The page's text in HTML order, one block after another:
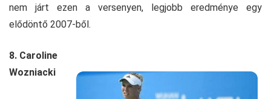
nem járt ezen a versenyen, legjobb eredménye egy
elődöntő 2007-ből.
8. Caroline
Wozniacki